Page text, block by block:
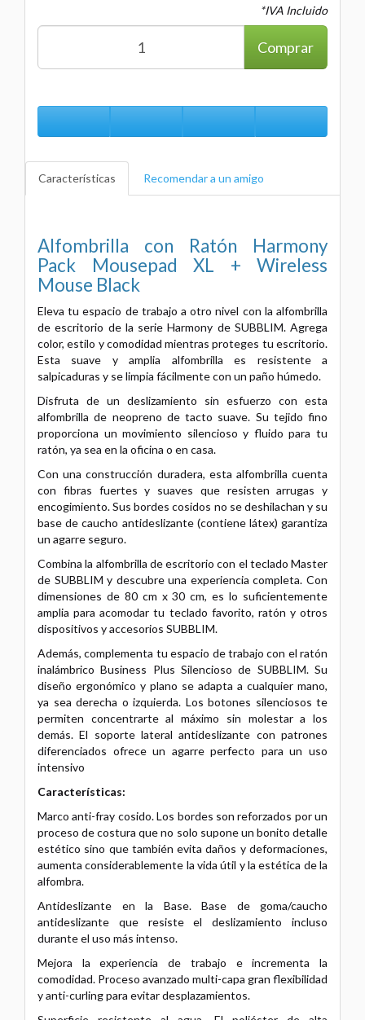
*IVA Incluido
Comprar
Características Recomendar a un amigo
Alfombrilla con Ratón Harmony
Pack Mousepad XL + Wireless
Mouse Black
Eleva tu espacio de trabajo a otro nivel con la alfombrilla
de escritorio de la serie Harmony de SUBBLIM. Agrega
color, estilo ycomodidad mientras proteges tu escritorio.
Esta suave y amplia alfombrilla es resistente a
salpicaduras y se limpia fácilmente con un paño húmedo.
Disfruta de un deslizamiento sin esfuerzo con esta
alfombrilla de neopreno de tacto suave. Su tejido fino
proporciona unmovimiento silencioso y fluido para tu
ratón, ya sea en la oficina o en casa.
Con una construcción duradera, esta alfombrilla cuenta
con fibras fuertes y suaves que resisten arrugas y
encogimiento. Sus bordescosidos no se deshilachan y su
base de caucho antideslizante (contiene látex) garantiza
un agarre seguro.
Combina la alfombrilla de escritorio con el teclado Master
de SUBBLIM y descubre una experiencia completa. Con
dimensiones de 80 cm x 30 cm, es lo suficientemente
amplia para acomodar tu teclado favorito, ratón y otros
dispositivos y accesorios SUBBLIM.
Además, complementa tu espacio de trabajo con el ratón
inalámbrico Business Plus Silencioso de SUBBLIM. Su
diseño ergonómico y plano se adapta a cualquier mano,
ya sea derecha o izquierda. Los botones silenciosos te
permiten concentrarte al máximo sin molestar a los
demás. El soporte lateral antideslizante con patrones
diferenciados ofrece un agarre perfecto para un uso
intensivo
Características:
Marco anti-fray cosido. Los bordes son reforzados por un
proceso de costura que no solo supone un bonito detalle
estético sino que también evita daños y deformaciones,
aumenta considerablemente la vida útil y la estética de la
alfombra.
Antideslizante en la Base. Base de goma/caucho
antideslizante que resiste el deslizamiento incluso
durante el uso más intenso.
Mejora la experiencia de trabajo e incrementa la
comodidad. Proceso avanzado multi-capa gran flexibilidad
y anti-curling para evitardesplazamientos.